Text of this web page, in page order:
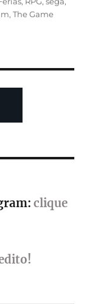
,The Game
clique